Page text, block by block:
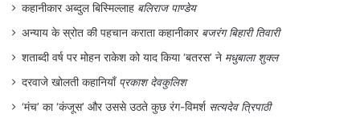
कहानीकार अब्दुल बिस्मिल्लाह बलिराज पाण्डेय
अन्याय के स्रोत की पहचान कराता कहानीकार बजरंग बिहारी तिवारी
शताब्दी वर्ष पर मोहन राकेश को याद किया ‘बतरस’ ने मधुबाला शुक्ल
दरवाजे खोलती कहानियाँ प्रकाश देवकुलिश
‘मंच’ का ‘कंजूस’ और उससे उठते कुछ रंग-विमर्श सत्यदेव त्रिपाठी